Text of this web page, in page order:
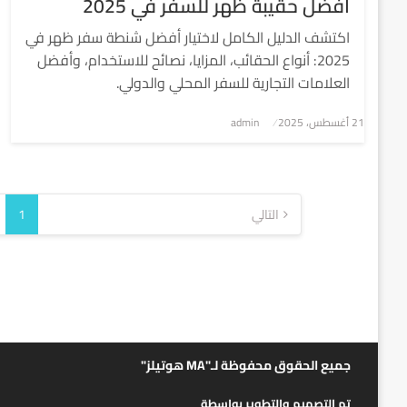
اكتشف الدليل الكامل لاختيار أفضل شنطة سفر ظهر في
2025: أنواع الحقائب، المزايا، نصائح للاستخدام، وأفضل
العلامات التجارية للسفر المحلي والدولي.
نُشر
21 أغسطس، 2025 admin
تعدد
صفحات
1 التالي
جميع الحقوق محفوظة لـ"MA هوتيلز"